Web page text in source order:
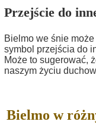
Przejście do
Bielmo we śnie
symbol przejścia do
Może to sugerować,
naszym życiu
Bielmo w